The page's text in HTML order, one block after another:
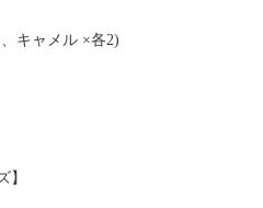
キャメル ×各2)
】